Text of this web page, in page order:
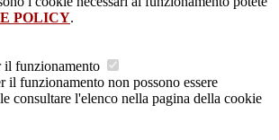
POLICY.
il funzionamento
il funzionamento non possono essere
consultare l'elenco nella pagina della cookie